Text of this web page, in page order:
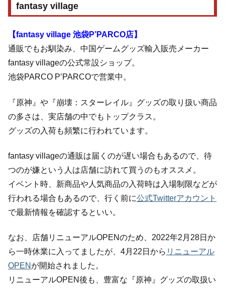
fantasy village
【fantasy village 池袋P’PARCO店】
通販でもお馴染み、中国ゲームグッズ輸入販売メーカー
fantasy villageの公式常設ショップ。
池袋PARCO P’PARCOで営業中。
『原神』や『崩壊：スターレイル』グッズの取り扱い商品
の多さは、実店舗の中でもトップクラス。
グッズの入荷も頻繁に行われています。
fantasy villageの通販は届くのが遅い場合もあるので、待
つのが嫌という人は店舗に訪れて買うのもオススメ。
イベント時、新商品や人気商品の入荷時は入場制限などが
行われる場合もあるので、行く前に公式Twitterアカウント
で最新情報を確認するといい。
なお、店舗リニューアルOPENのため、2022年2月28日か
ら一時休業に入ってましたが、4月22日から リニューアル
OPEN が開始されました。
リニューアルOPEN後も、豊富な『原神』グッズの取扱い